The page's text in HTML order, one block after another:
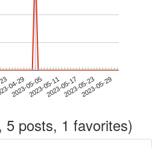
04-29
2023-05-052023-05-112023-05-172023-05-232023-05-29
5 posts, 1 favorites)